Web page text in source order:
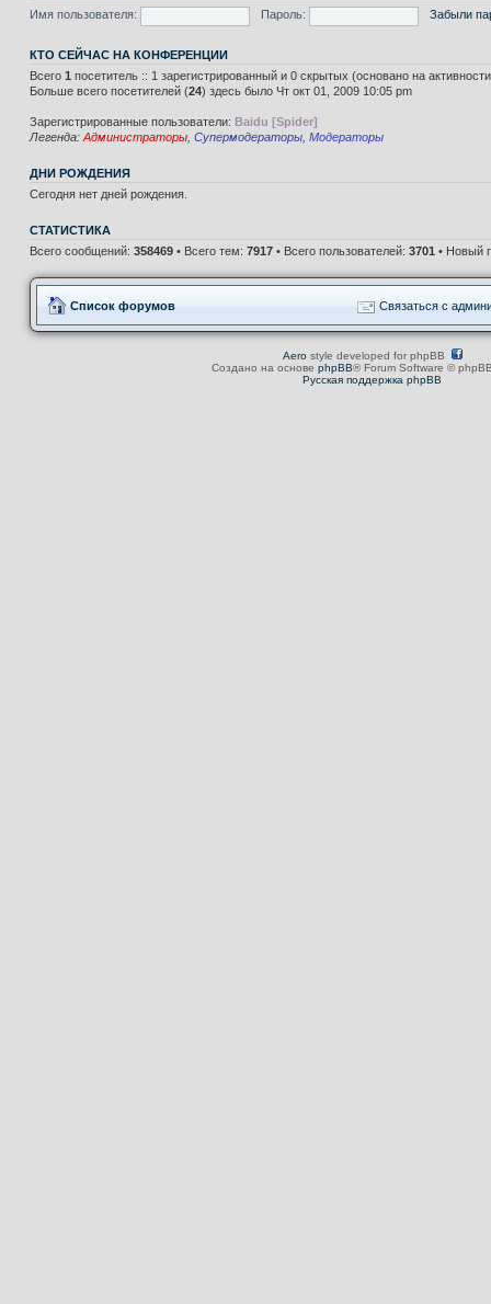
Имя пользователя:
Пароль: Забыли
КТО СЕЙЧАС НА КОНФЕРЕНЦИИ
Всего 1 посетитель :: 1 зарегистрированный и 0 скрытых (основано на
Больше всего посетителей (24) здесь было Чт окт 01, 2009 10:05 pm
Зарегистрированные пользователи: Baidu [Spider]
Легенда: Администраторы Супермодераторы Модераторы
ДНИ РОЖДЕНИЯ
Сегодня нет дней рождения.
СТАТИСТИКА
Всего сообщений: 358469 • Всего тем: 7917 • Всего пользователей: 3701 • Новый
Список форумов Связаться с
Aerostyle developed for phpBB
Создано на основе phpBB® Forum Software ©
Русская поддержка phpBB